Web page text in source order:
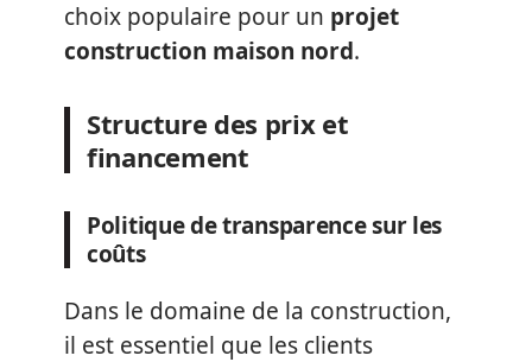
choix populaire pour un projet
construction maison nord.
Structure des prix et
financement
Politique de transparence sur les
coûts
Dans le domaine de la construction,
il est essentiel que les clients